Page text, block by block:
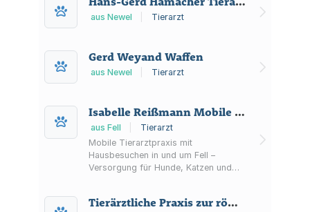
aus Newel Tierarzt
Gerd Weyand Waffen
aus Newel Tierarzt
Isabelle Reißmann Mobile Tierarztpraxis
aus Fell
Tierarzt
Mobile Tierarztpraxis mit
Hausbesuchen in und um Fell –
Versorgung für Hunde, Katzen und
organisiertem Notdienst.
Tierärztliche Praxis zur römischen Villa Neumann Tonner Partnerschaft